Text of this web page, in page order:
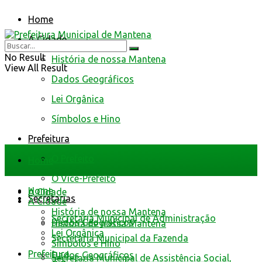
Home
A Cidade
História de nossa Mantena
Dados Geográficos
Lei Orgânica
Símbolos e Hino
Prefeitura
O Vice-Prefeito
Secretarias
Secretaria Municipal de Administração
Secretaria Municipal da Fazenda
Secretaria Municipal de Assistência Social,
No Result
View All Result
Home
A Cidade
História de nossa Mantena
Dados Geográficos
Home
A Cidade
História de nossa Mantena
Dados Geográficos
Lei Orgânica
Símbolos e Hino
Prefeitura